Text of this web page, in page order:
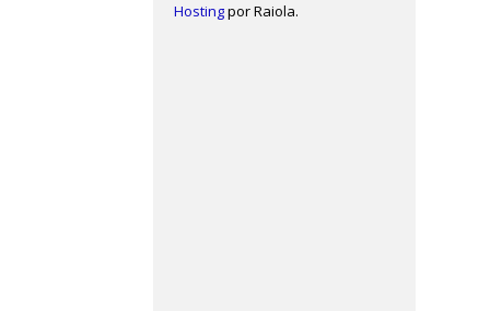
Hostingpor Raiola.